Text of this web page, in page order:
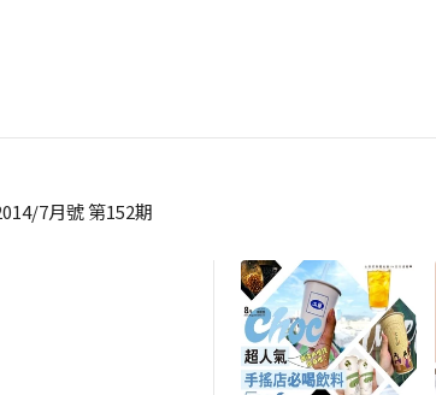
7月號 第152期